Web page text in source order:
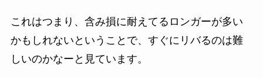
これはつまり、含み損に耐えてるロンガーが多い
かもしれないということで、すぐにリバるのは難
しいのかなーと見ています。